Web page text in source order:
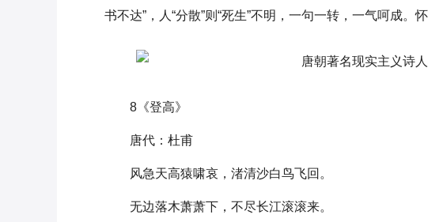
书不达”，人“分散”则“死生”不明，一句一转，一气呵成。
8《登高》
唐代：杜甫
风急天高猿啸哀，渚清沙白鸟飞回。
无边落木萧萧下，不尽长江滚滚来。